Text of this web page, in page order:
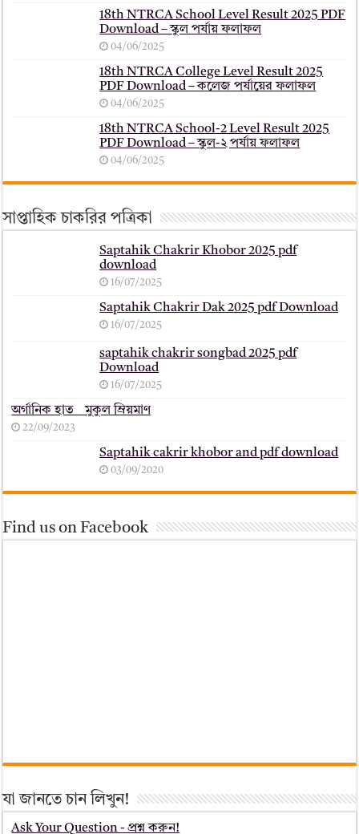
18th NTRCA School Level Result 2025 PDF
Download – স্কুল পর্যায় ফলাফল
04/06/2025
18th NTRCA College Level Result 2025
PDF Download – কলেজ পর্যায়ের ফলাফল
04/06/2025
18th NTRCA School-2 Level Result 2025
PDF Download – স্কুল-২ পর্যায় ফলাফল
04/06/2025
সাপ্তাহিক চাকরির পত্রিকা
Saptahik Chakrir Khobor 2025 pdf
download
16/07/2025
Saptahik Chakrir Dak 2025 pdf Download
16/07/2025
saptahik chakrir songbad 2025 pdf
Download
16/07/2025
অর্গানিক হাত _ মুকুল ম্রিয়মাণ
22/09/2023
Saptahik cakrir khobor and pdf download
03/09/2020
Find us on Facebook
যা জানতে চান লিখুন!
Ask Your Question - প্রশ্ন করুন!